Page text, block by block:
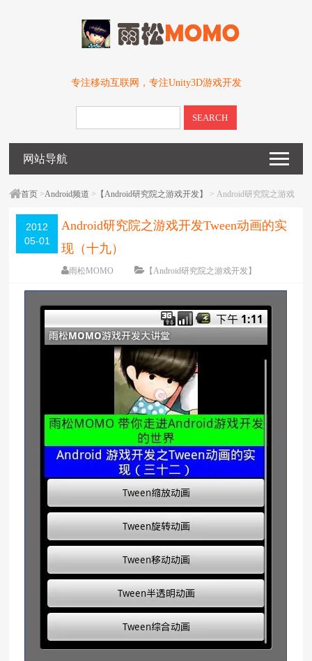
专注移动互联网，专注Unity3D游戏开发
SEARCH
网站导航
首页 >Android频道 > 【Android研究院之游戏开发】
> Android研究院之游戏
2012
05-01
Android研究院之游戏开发Tween动画的实
现（十九）
雨松MOMO
【Android研究院之游戏开发】
围观13994次
8 条评论
编辑日期：2012-08-08 字体：大中小